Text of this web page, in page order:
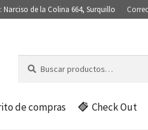
Narciso de la Colina 664, Surquillo
por:
c
a
de compras Check Out